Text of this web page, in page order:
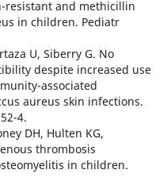
resistant and methicillin
in children. Pediatr
U, Siberry G. No
despite increased use
associated
aureus skin infections.
4.
DH, Hulten KG,
thrombosis
in children.